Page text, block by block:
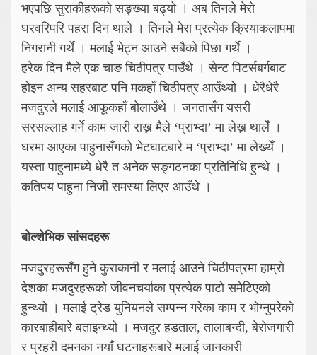
भएपछि सुराकीहरूको सङ्ख्या बढ्यो । अब तिनले मेरो
घरवरिपरि पहरा दिन थाले । तिनले मेरा प्रत्येक क्रियाकलापमा
निगरानी गर्थे । मलाई भेट्न आउने सबैको पिछा गर्थे ।
हरेक दिन मैले एक चाङ चिठीपत्र पाउँथे । सेन्ट पिटर्सबर्गबाट
होइन अन्य सहरबाट पनि मकहाँ चिठीपत्र आउँथ्यो । धेरैधेरै
मजदुरले मलाई आफूकहाँ बोलाउँथे । जनतासँग यसरी
सरसल्लाह गर्ने काम जारी राख्न मैले ‘प्राभ्दा’ मा लेख्न थालेँ ।
घरमा आएका पाहुनासँगको भेटघाटबारे म ‘प्राभ्दा’ मा लेख्थेँ ।
यस्ता पाहुनामध्ये धेरै त अनेक सङ्गठनका प्रतिनिधि हुन्थे ।
कतिपय पाहुना निजी समस्या लिएर आउँथे ।
बोल्शेभिक सांसदहरू
मजदुरहरूसँग हुने कुराकानी र मलाई आउने चिठीपत्रमा हाम्रो
देशका मजदुरहरूको जीवनचर्याका प्रत्येक पाटो समेटिएको
हुन्थ्यो । मलाई ट्रेड युनियनले सम्पन्न गरेका काम र भोग्नुपरेको
कारबाहीबारे बताइन्थ्यो । मजदुर हडताल, तालाबन्दी, बेरोजगारी
र प्रहरी दमनका नयाँ घटनाहरूबारे मलाई जानकारी